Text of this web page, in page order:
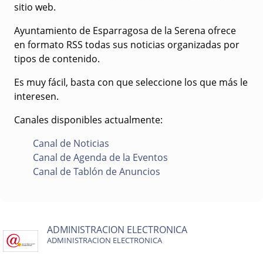
sitio web.
Ayuntamiento de Esparragosa de la Serena ofrece
en formato RSS todas sus noticias organizadas por
tipos de contenido.
Es muy fácil, basta con que seleccione los que más le
interesen.
Canales disponibles actualmente:
Canal de Noticias
Canal de Agenda de la Eventos
Canal de Tablón de Anuncios
ADMINISTRACION ELECTRONICA
ADMINISTRACION ELECTRONICA